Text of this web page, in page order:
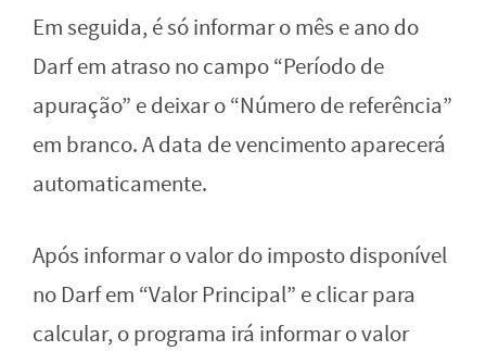
Em seguida, é só informar o mês e ano do
Darf em atraso no campo “Período de
apuração” e deixar o “Número de referência”
em branco. A data de vencimento aparecerá
automaticamente.
Após informar o valor do imposto disponível
no Darf em “Valor Principal” e clicar para
calcular, o programa irá informar o valor